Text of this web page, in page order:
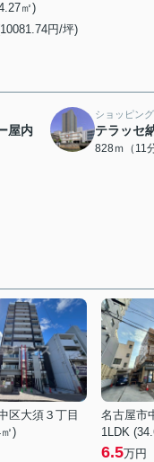
㎡)
円/坪)
屋内
ショッピン
テラッセ
828ｍ（11
区大須３丁目
)
名古屋市
1LDK
6.5万円